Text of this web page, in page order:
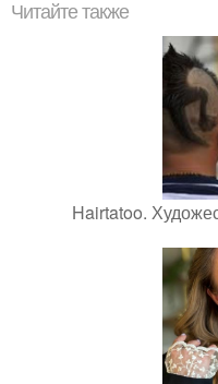
Читайте также
Hairtatoo.